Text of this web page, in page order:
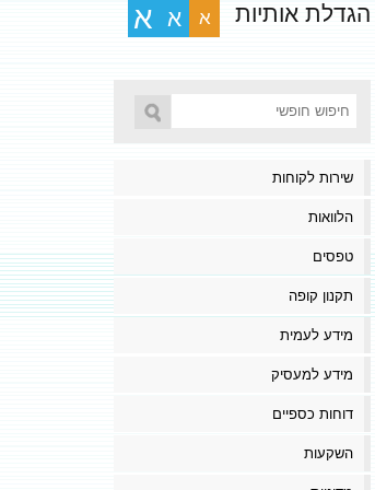
הגדלת אותיות א א א
שירות לקוחות
הלוואות
טפסים
תקנון קופה
מידע לעמית
מידע למעסיק
דוחות כספיים
השקעות